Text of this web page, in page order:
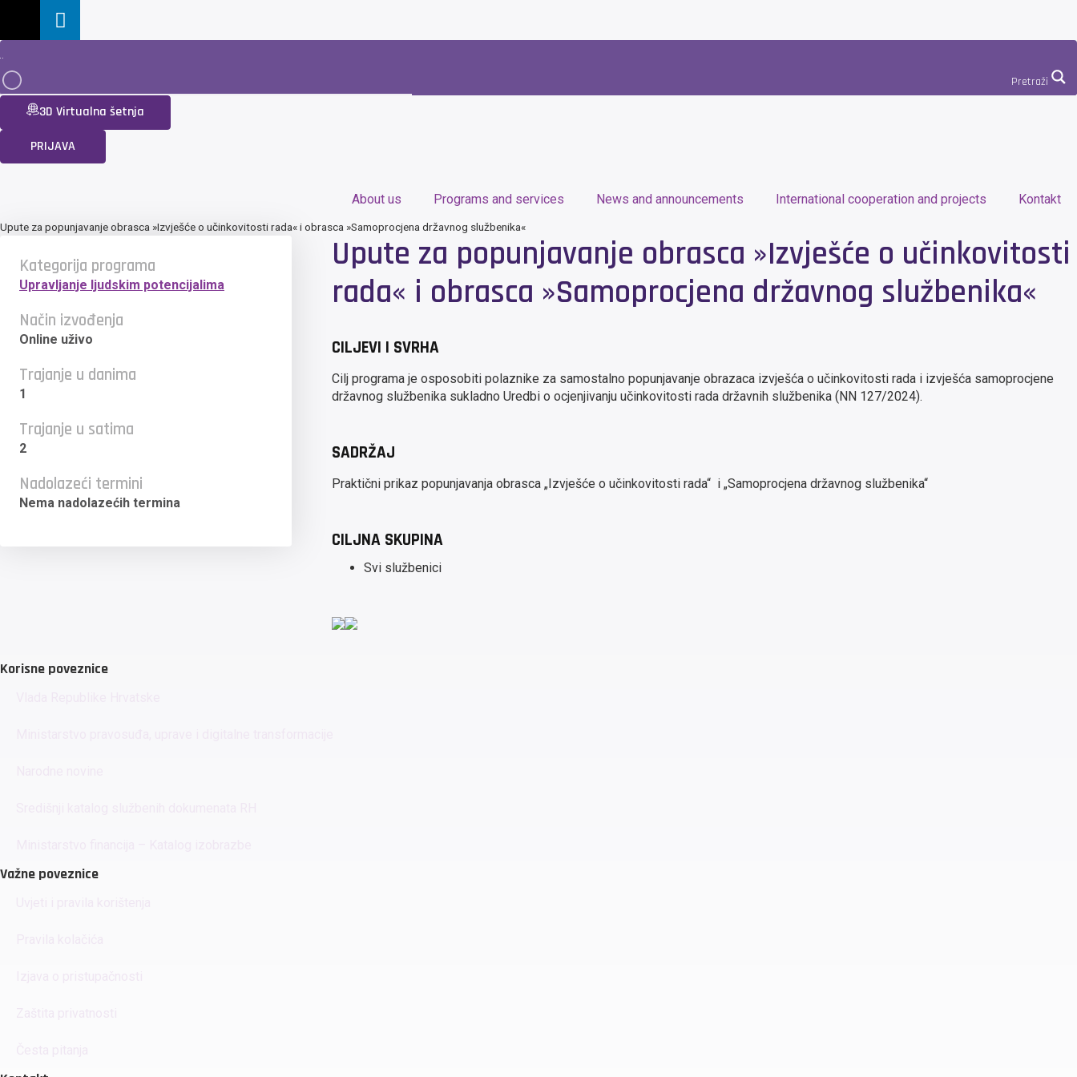
Pretraži
3D Virtualna šetnja
PRIJAVA
About us Programs and services News and announcements International cooperation and projects Kontakt
Upute za popunjavanje obrasca »Izvješće o učinkovitosti rada« i obrasca »Samoprocjena državnog službenika«
Kategorija programa
Upravljanje ljudskim potencijalima
Način izvođenja
Online uživo
Trajanje u danima
1
Trajanje u satima
2
Nadolazeći termini
Nema nadolazećih termina
Upute za popunjavanje obrasca »Izvješće o učinkovitosti
rada« i obrasca »Samoprocjena državnog službenika«
CILJEVI I SVRHA
Cilj programa je osposobiti polaznike za samostalno popunjavanje obrazaca izvješća o učinkovitosti rada i izvješća samoprocjene
državnog službenika sukladno Uredbi o ocjenjivanju učinkovitosti rada državnih službenika (NN 127/2024).
SADRŽAJ
Praktični prikaz popunjavanja obrasca „Izvješće o učinkovitosti rada“ i „Samoprocjena državnog službenika“
CILJNA SKUPINA
Svi službenici
Korisne poveznice
Važne poveznice